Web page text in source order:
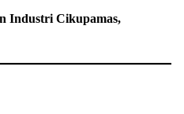
Industri Cikupamas,